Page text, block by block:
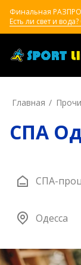
Финальная
Есть ли свет и
Главная
СПА
СПА-
Одесса